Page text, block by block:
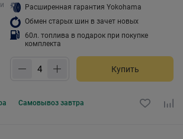
Расширенная гарантия Yokohama
Обмен старых шин в зачет новых
60л. топлива в подарок при покупке
комплекта
Купить
Самовывоз завтра